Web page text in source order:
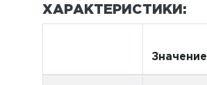
ХАРАКТЕРИСТИКИ:
Значение